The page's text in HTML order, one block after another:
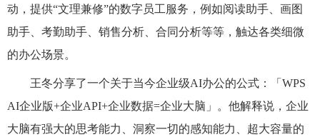
动，提供“文理兼修”的数字员工服务，例如阅读助手、画图
助手、考勤助手、销售分析、合同分析等等，触达各类细微
的办公场景。
王冬分享了一个关于当今企业级AI办公的公式：「WPS
AI企业版+企业API+企业数据=企业大脑」。他解释说，企业
大脑有强大的思考能力、洞察一切的感知能力、超大容量的